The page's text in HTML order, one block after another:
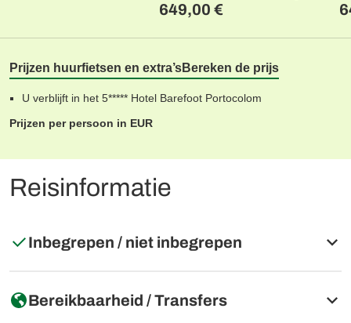
649,00 €
Prijzen huurfietsen en extra’sBereken de prijs
U verblijft in het 5***** Hotel Barefoot Portocolom
Prijzen per persoon in EUR
Reisinformatie
Inbegrepen / niet inbegrepen
Inbegrepen
Bereikbaarheid / Transfers